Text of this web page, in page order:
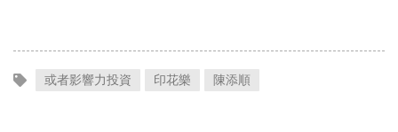
或者影響力投資 印花樂 陳添順